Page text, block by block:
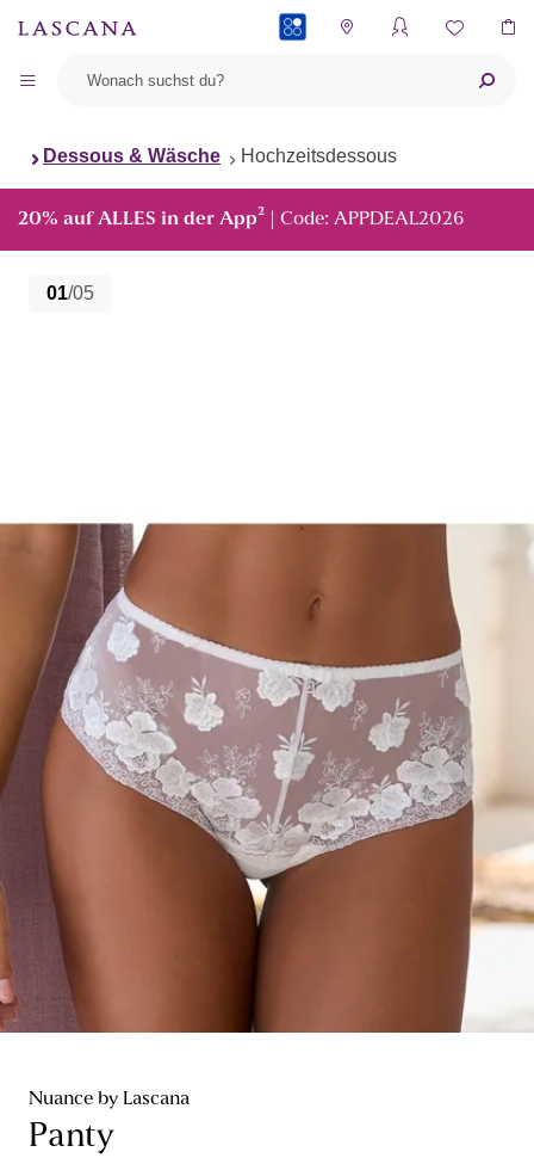
Dessous & Wäsche Hochzeitsdessous
20% auf ALLES in der App² | Code: APPDEAL2026
01/05
Nuance by Lascana
Panty